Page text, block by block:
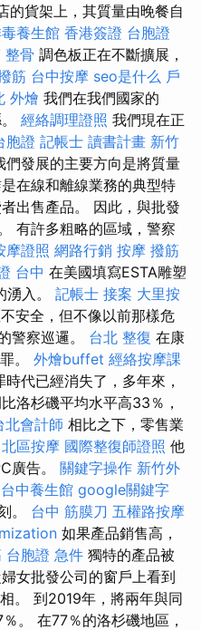
的貨架上，其質量由晚餐自
養生館 香港簽證 台胞證
整骨 調色板正在不斷擴展，
筋 台中按摩 seo是什么 戶
外燴 我們在我們國家的
經絡調理證照 我們現在正
胞證 記帳士 讀書計畫 新竹
們發展的主要方向是將質量
在線和離線業務的典型特
出售產品。 因此，與批發
有許多粗略的區域，警察
摩證照 網路行銷 按摩 撥筋
台中 在美國填寫ESTA雕塑
入。 記帳士 接案 大里按
安全，但不像以前那樣危
警察巡邏。 台北 整復 在康
。 外燴buffet 經絡按摩課
代已經消失了，多年來，
洛杉磯平均水平高33％，
北會計師 相比之下，零售業
北區按摩 國際整復師證照 他
廣告。 關鍵字操作 新竹外
台中養生館 google關鍵字
。 台中 筋膜刀 五權路按摩
如果產品銷售高，
台胞證 急件 獨特的產品被
女批發公司的窗戶上看到
。 到2019年，將兩年與同
。 在77％的洛杉磯地區，